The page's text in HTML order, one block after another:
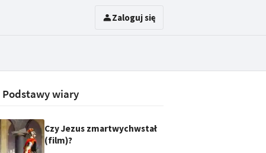
Zaloguj się
Podstawy wiary
Czy Jezus zmartwychwstał
(film)?